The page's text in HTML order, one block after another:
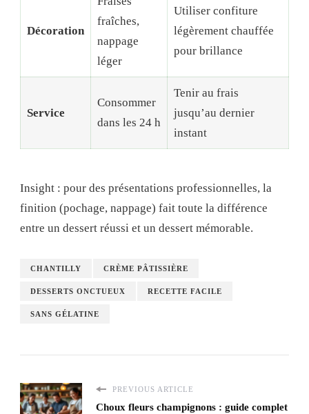
Décoration
fraîches,
nappage
léger
Utiliser confiture
légèrement chauffée
pour brillance
Service
Consommer
dans les 24 h
Tenir au frais
jusqu’au dernier
instant
Insight : pour des présentations professionnelles, la
finition (pochage, nappage) fait toute la différence
entre un dessert réussi et un dessert mémorable.
CHANTILLY CRÈME PÂTISSIÈRE
DESSERTS ONCTUEUX RECETTE FACILE
SANS GÉLATINE
PREVIOUS ARTICLE
Choux fleurs champignons : guide complet